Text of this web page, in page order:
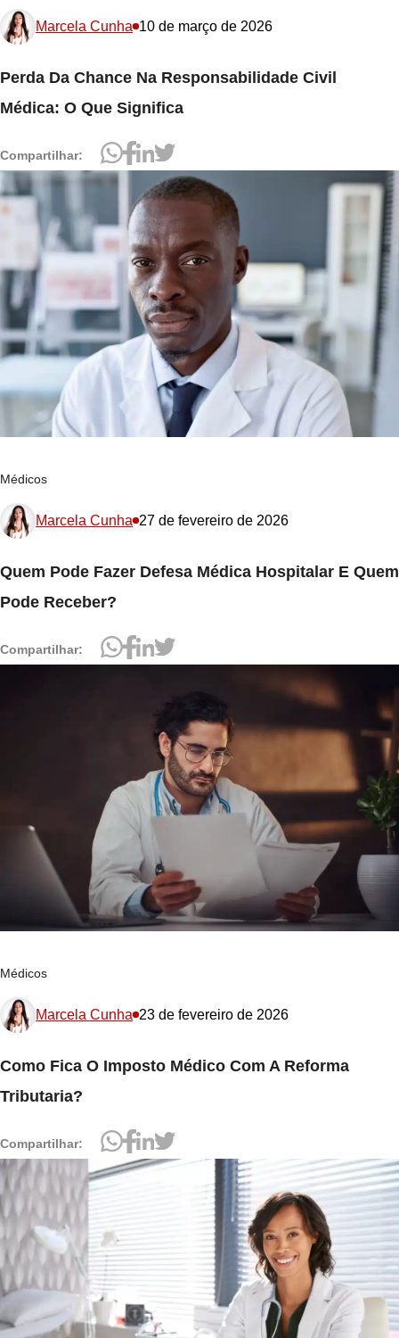
Marcela Cunha 10 de março de 2026
Perda Da Chance Na Responsabilidade Civil
Médica: O Que Significa
Compartilhar:
Médicos
Marcela Cunha 27 de fevereiro de 2026
Quem Pode Fazer Defesa Médica Hospitalar E Quem
Pode Receber?
Compartilhar:
Médicos
Marcela Cunha 23 de fevereiro de 2026
Como Fica O Imposto Médico Com A Reforma
Tributaria?
Compartilhar: